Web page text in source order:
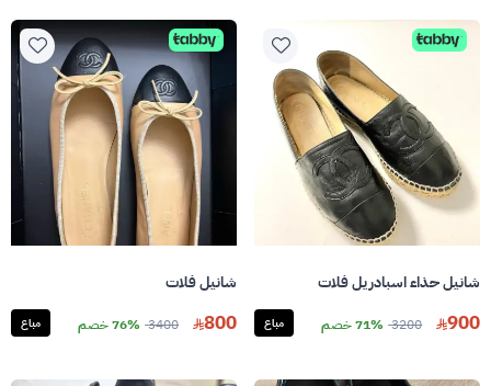
شانيل حذاء اسبادريل فلات
900
3200 71% خصم مباع
شانيل فلات
800
3400 76% خصم مباع